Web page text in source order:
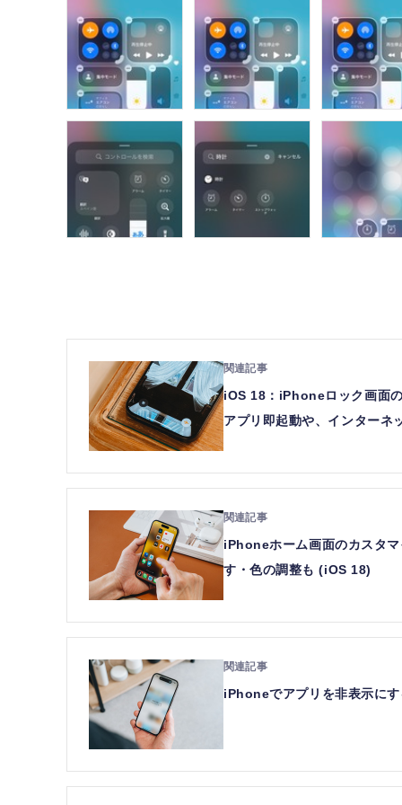
iOS 18：iPhoneロック画面
アプリ即起動や、インターネ
iPhoneホーム画面のカスタ
す・色の調整も (iOS 18)
iPhoneでアプリを非表示に